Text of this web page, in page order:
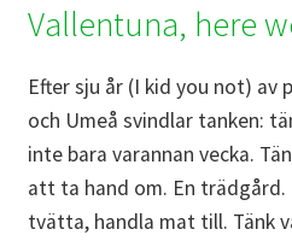
Vallentuna, here
Efter sju år (I kid you not) av
och Umeå svindlar tanken:
inte bara varannan vecka.
att ta hand om. En
tvätta, handla mat till. Tänk